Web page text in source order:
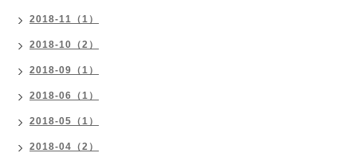
2018-11（1）
2018-10（2）
2018-09（1）
2018-06（1）
2018-05（1）
2018-04（2）